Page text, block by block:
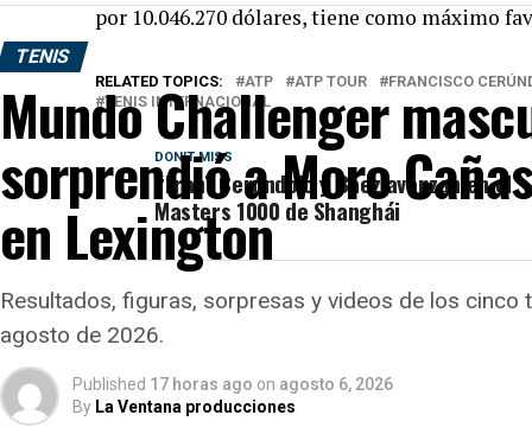
por 10.046.270 dólares, tiene como máximo
RELATED TOPICS: ATP ATP TOUR
FRANCISCO
TENIS INTERNACIONAL
DON'T MISS
“Fran” Cerúndolo y Báez avanzan en el
Masters 1000 de Shanghái
Justina Mikulskyte eliminó a
Justina Mikulskyte derrotó a Katarzyna Kawa
victorias más destacadas de la jornada.
La representante lituana se quedó con un primer
reacción de la quinta preclasificada durante el
haber cambiado el desarrollo del encuentro.
TENIS
Mundo Challenger
sorprendió a Moro
en Lexington
Resultados, figuras, sorpresas y videos de los
agosto de 2026.
Published 17 horas ago on agosto 6, 2026
By La Ventana producciones